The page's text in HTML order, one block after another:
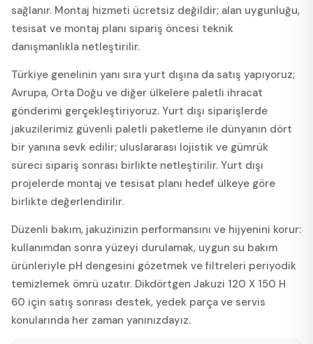
sağlanır. Montaj hizmeti ücretsiz değildir; alan uygunluğu,
tesisat ve montaj planı sipariş öncesi teknik
danışmanlıkla netleştirilir.
Türkiye genelinin yanı sıra yurt dışına da satış yapıyoruz;
Avrupa, Orta Doğu ve diğer ülkelere paletli ihracat
gönderimi gerçekleştiriyoruz. Yurt dışı siparişlerde
jakuzilerimiz güvenli paletli paketleme ile dünyanın dört
bir yanına sevk edilir; uluslararası lojistik ve gümrük
süreci sipariş sonrası birlikte netleştirilir. Yurt dışı
projelerde montaj ve tesisat planı hedef ülkeye göre
birlikte değerlendirilir.
Düzenli bakım, jakuzinizin performansını ve hijyenini korur:
kullanımdan sonra yüzeyi durulamak, uygun su bakım
ürünleriyle pH dengesini gözetmek ve filtreleri periyodik
temizlemek ömrü uzatır. Dikdörtgen Jakuzi 120 X 150 H
60 için satış sonrası destek, yedek parça ve servis
konularında her zaman yanınızdayız.